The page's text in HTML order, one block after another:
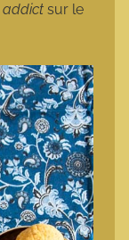
addict sur le